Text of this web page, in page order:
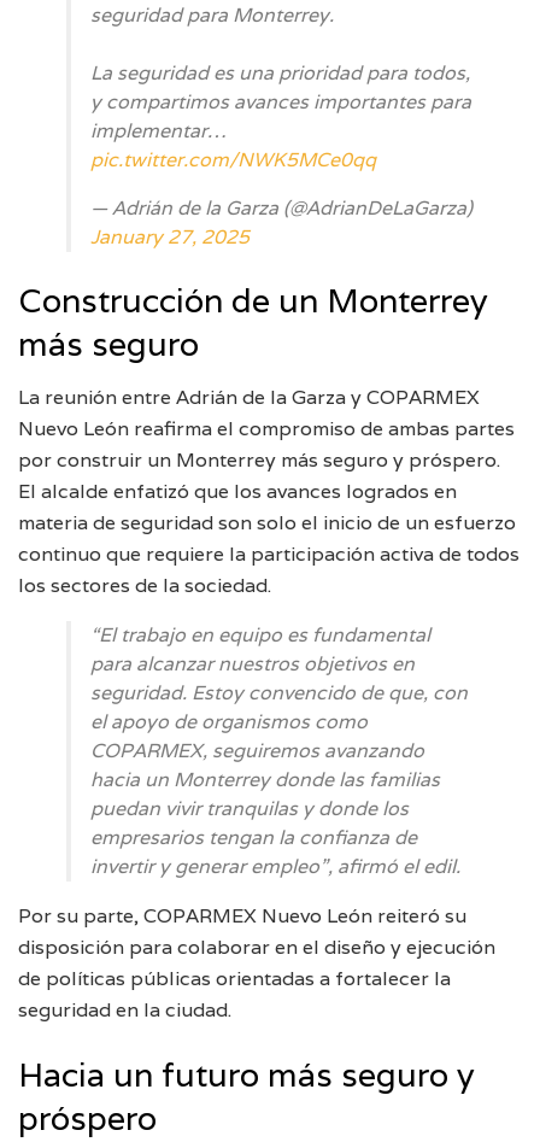
seguridad para Monterrey.
La seguridad es una prioridad para todos,
y compartimos avances importantes para
implementar…
pic.twitter.com/NWK5MCe0qq
— Adrián de la Garza (@AdrianDeLaGarza)
January 27, 2025
Construcción de un Monterrey
más seguro
La reunión entre Adrián de la Garza y COPARMEX
Nuevo León reafirma el compromiso de ambas partes
por construir un Monterrey más seguro y próspero.
El alcalde enfatizó que los avances logrados en
materia de seguridad son solo el inicio de un esfuerzo
continuo que requiere la participación activa de todos
los sectores de la sociedad.
“El trabajo en equipo es fundamental
para alcanzar nuestros objetivos en
seguridad. Estoy convencido de que, con
el apoyo de organismos como
COPARMEX, seguiremos avanzando
hacia un Monterrey donde las familias
puedan vivir tranquilas y donde los
empresarios tengan la confianza de
invertir y generar empleo”, afirmó el edil.
Por su parte, COPARMEX Nuevo León reiteró su
disposición para colaborar en el diseño y ejecución
de políticas públicas orientadas a fortalecer la
seguridad en la ciudad.
Hacia un futuro más seguro y
próspero